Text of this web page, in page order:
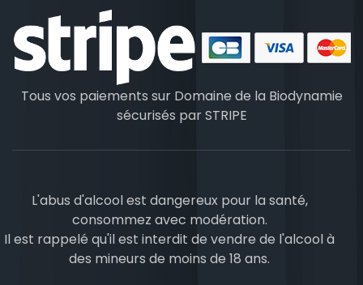
Tous vos paiements sur Domaine de la Biodynamie
sécurisés parSTRIPE
L'abus d'alcool est dangereux pour la santé,
consommez avec modération.
Il est rappelé qu'il est interdit de vendre de l'alcool à
des mineurs de moins de 18 ans.